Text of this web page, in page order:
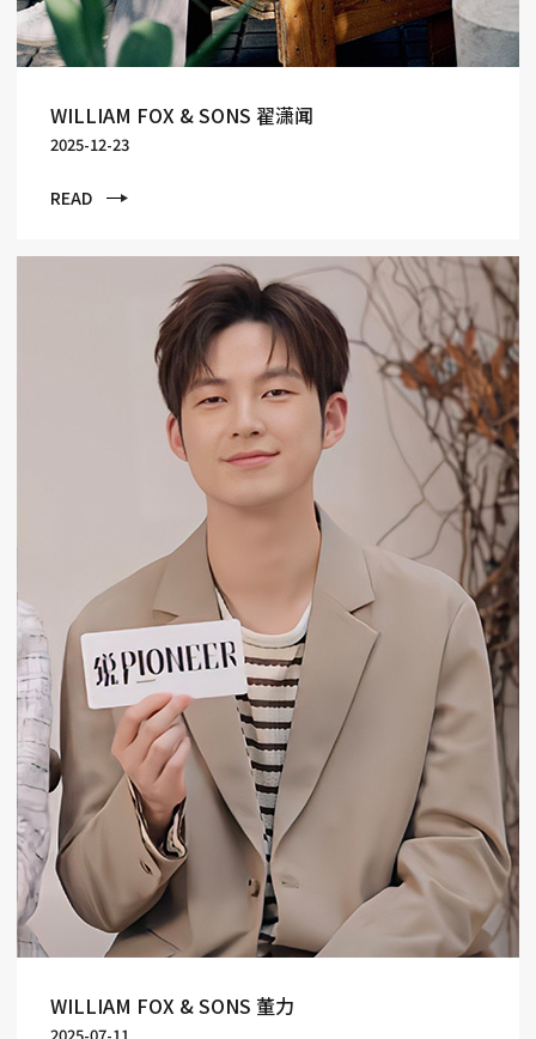
WILLIAM FOX & SONS 翟潇闻
2025-12-23
READ
WILLIAM FOX & SONS 董力
2025-07-11